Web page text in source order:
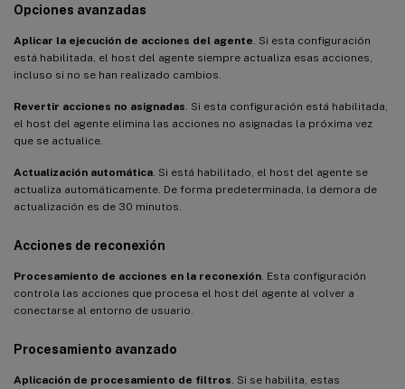
Opciones avanzadas
Aplicar la ejecución de acciones del agente . Si esta configuración
está habilitada, el host del agente siempre actualiza esas acciones,
incluso si no se han realizado cambios.
Revertir acciones no asignadas . Si esta configuración está habilitada,
el host del agente elimina las acciones no asignadas la próxima vez
que se actualice.
Actualización automática . Si está habilitado, el host del agente se
actualiza automáticamente. De forma predeterminada, la demora de
actualización es de 30 minutos.
Acciones de reconexión
Procesamiento de acciones en la reconexión . Esta configuración
controla las acciones que procesa el host del agente al volver a
conectarse al entorno de usuario.
Procesamiento avanzado
Aplicación de procesamiento de filtros . Si se habilita, estas